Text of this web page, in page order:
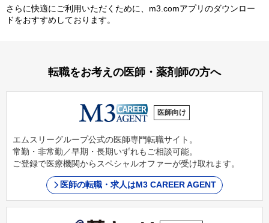
さらに快適にご利⽤いただくために、m3.comアプリのダウンロー
ドをおすすめしております。
転職をお考えの医師・薬剤師の方へ
医師向け
エムスリーグループ公式の医師専門転職サイト。
常勤・非常勤／早期・長期いずれもご相談可能。
ご登録で医療機関からスペシャルオファーが受け取れます。
医師の転職・求人はM3 CAREER AGENT